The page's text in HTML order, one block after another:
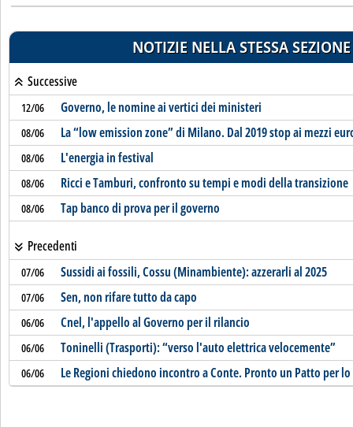
NOTIZIE NELLA STESSA SEZIONE
Successive
12/06 Governo, le nomine ai vertici dei ministeri
08/06 La “low emission zone” di Milano. Dal 2019 stop ai mezzi
08/06 L'energia in festival
08/06 Ricci e Tamburi, confronto su tempi e modi della transizione
08/06 Tap banco di prova per il governo
Precedenti
07/06 Sussidi ai fossili, Cossu (Minambiente): azzerarli al 2025
07/06 Sen, non rifare tutto da capo
06/06 Cnel, l'appello al Governo per il rilancio
06/06 Toninelli (Trasporti): “verso l'auto elettrica velocemente”
06/06 Le Regioni chiedono incontro a Conte. Pronto un Patto per